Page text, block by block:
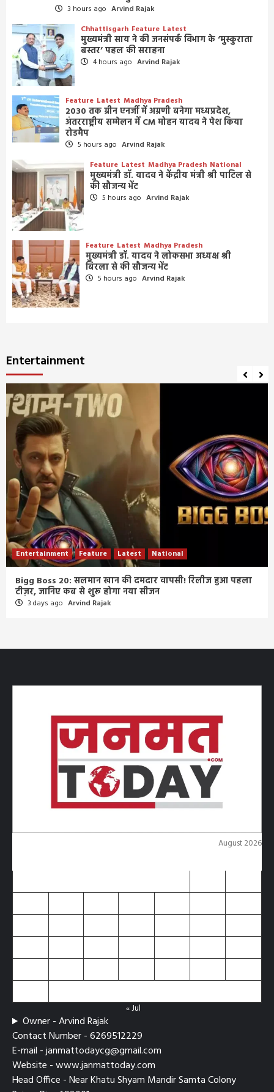
3 hours ago Arvind Rajak
Chhattisgarh Feature Latest
मुख्यमंत्री साय ने की जनसंपर्क विभाग के ‘मुस्कुराता
बस्तर’ पहल की सराहना
4 hours ago Arvind Rajak
Feature Latest Madhya Pradesh
2030 तक ग्रीन एनर्जी में अग्रणी बनेगा मध्यप्रदेश,
अंतरराष्ट्रीय सम्मेलन में CM मोहन यादव ने पेश किया
रोडमैप
5 hours ago Arvind Rajak
Feature Latest Madhya Pradesh National
मुख्यमंत्री डॉ. यादव ने केंद्रीय मंत्री श्री पाटिल से
की सौजन्य भेंट
5 hours ago Arvind Rajak
Feature Latest Madhya Pradesh
मुख्यमंत्री डॉ. यादव ने लोकसभा अध्यक्ष श्री
बिरला से की सौजन्य भेंट
5 hours ago Arvind Rajak
Entertainment
Entertainment Feature Latest National
Bigg Boss 20: सलमान खान की दमदार वापसी! रिलीज हुआ पहला
टीज़र, जानिए कब से शुरू होगा नया सीजन
3 days ago Arvind Rajak
August 2026
« Jul
Owner - Arvind Rajak
Contact Number - 6269512229
E-mail - janmattodaycg@gmail.com
Website - www.janmattoday.com
Head Office - Near Khatu Shyam Mandir Samta Colony